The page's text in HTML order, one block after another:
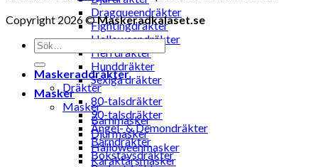
Dragqueendräkter
Fightingdräkter
Halloweendräkter
Herrdräkter
Hunddräkter
Sexiga dräkter
Masker
Masker
Barnmasker
Djurmasker
Halloweenmasker
Karaktärsmasker
Copyright 2026 ©Maskeradkalaset.se
Sök
efter:
Maskeraddräkter
Dräkter
80-talsdräkter
90-talsdräkter
Ängel- & Demondräkter
Barndräkter
Bokstavsdräkter